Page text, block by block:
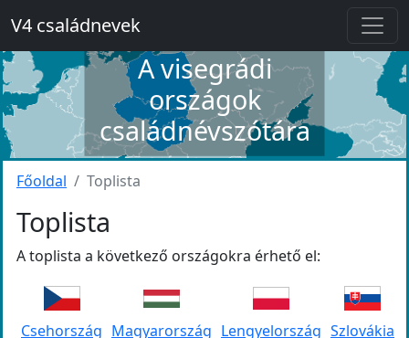
V4 családnevek
A visegrádi
országok
családnévszótára
Főoldal Toplista
Toplista
A toplista a következő országokra érhető el:
Csehország Magyarország Lengyelország Szlovákia